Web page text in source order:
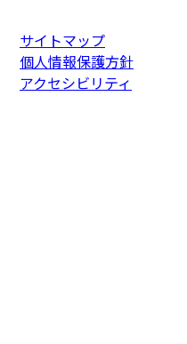
サイトマップ
個人情報保護方針
アクセシビリティ